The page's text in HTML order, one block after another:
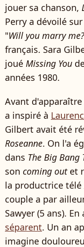
jouer sa chanson,
Perry a dévoilé
"Will you marry me?
français. Sara
joué Missing You
années 1980.
Avant
a inspiré à
Gilbert avait été
Roseanne. On l'a
dans The Big Bang
son coming outet
la productrice télé
couple a par
Sawyer (5 ans).
séparent. Un an
imagine